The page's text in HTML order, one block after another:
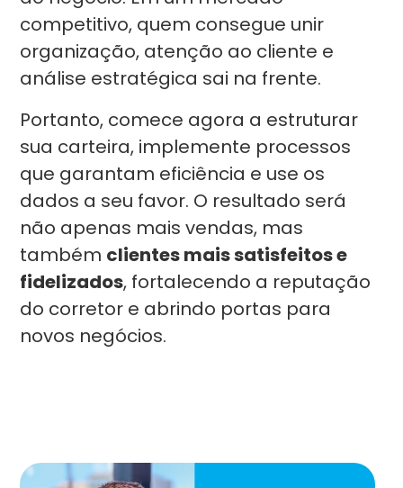
competitivo, quem consegue unir
organização, atenção ao cliente e
análise estratégica sai na frente.
Portanto, comece agora a estruturar
sua carteira, implemente processos
que garantam eficiência e use os
dados a seu favor. O resultado será
não apenas mais vendas, mas
também clientes mais satisfeitos e
fidelizados, fortalecendo a reputação
do corretor e abrindo portas para
novos negócios.